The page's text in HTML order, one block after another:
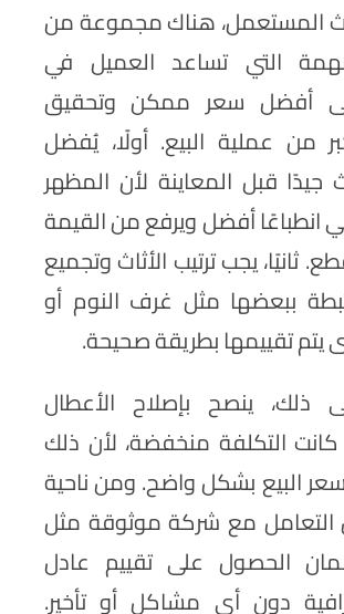
المستعمل، هناك مجموعة من
التي تساعد العميل في
أفضل سعر ممكن وتحقيق
من عملية البيع. أولًا، يُفضل
جيدًا قبل المعاينة لأن المظهر
انطباعًا أفضل ويرفع من القيمة
ثانيًا، يجب ترتيب الأثاث وتجميع
ببعضها مثل غرف النوم أو
يتم تقييمها بطريقة صحيحة.
ذلك، ينصح بإصلاح الأعطال
كانت التكلفة منخفضة، لأن ذلك
البيع بشكل واضح. ومن ناحية
التعامل مع شركة موثوقة مثل
الحصول على تقييم عادل
دون أي مشاكل أو تأخير.